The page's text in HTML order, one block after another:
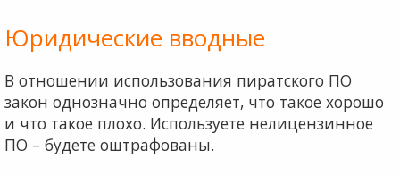
Юридические вводные
В отношении использования пиратского ПО
закон однозначно определяет, что такое хорошо
и что такое плохо. Используете нелицензинное
ПО – будете оштрафованы.